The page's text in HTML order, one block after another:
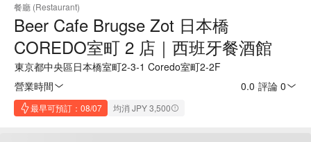
餐廳 (Restaurant)
Beer Cafe Brugse Zot 日本橋
COREDO室町 2 店｜西班牙餐酒館
東京都中央區日本橋室町2-3-1 Coredo室町2-2F
營業時間
0.0 評論 0
最早可預訂：08/07 均消 JPY 3,500